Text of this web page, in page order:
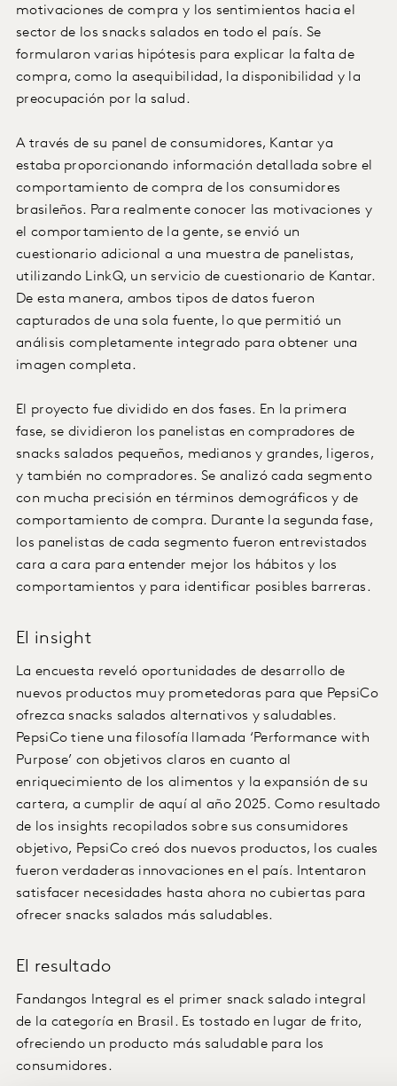
motivaciones de compra y los sentimientos hacia el
sector de los snacks salados en todo el país. Se
formularon varias hipótesis para explicar la falta de
compra, como la asequibilidad, la disponibilidad y la
preocupación por la salud.
A través de su panel de consumidores, Kantar ya
estaba proporcionando información detallada sobre el
comportamiento de compra de los consumidores
brasileños. Para realmente conocer las motivaciones y
el comportamiento de la gente, se envió un
cuestionario adicional a una muestra de panelistas,
utilizando LinkQ, un servicio de cuestionario de Kantar.
De esta manera, ambos tipos de datos fueron
capturados de una sola fuente, lo que permitió un
análisis completamente integrado para obtener una
imagen completa.
El proyecto fue dividido en dos fases. En la primera
fase, se dividieron los panelistas en compradores de
snacks salados pequeños, medianos y grandes, ligeros,
y también no compradores. Se analizó cada segmento
con mucha precisión en términos demográficos y de
comportamiento de compra. Durante la segunda fase,
los panelistas de cada segmento fueron entrevistados
cara a cara para entender mejor los hábitos y los
comportamientos y para identificar posibles barreras.
El insight
La encuesta reveló oportunidades de desarrollo de
nuevos productos muy prometedoras para que PepsiCo
ofrezca snacks salados alternativos y saludables.
PepsiCo tiene una filosofía llamada ‘Performance with
Purpose’ con objetivos claros en cuanto al
enriquecimiento de los alimentos y la expansión de su
cartera, a cumplir de aquí al año 2025. Como resultado
de los insights recopilados sobre sus consumidores
objetivo, PepsiCo creó dos nuevos productos, los cuales
fueron verdaderas innovaciones en el país. Intentaron
satisfacer necesidades hasta ahora no cubiertas para
ofrecer snacks salados más saludables.
El resultado
Fandangos Integral es el primer snack salado integral
de la categoría en Brasil. Es tostado en lugar de frito,
ofreciendo un producto más saludable para los
consumidores.